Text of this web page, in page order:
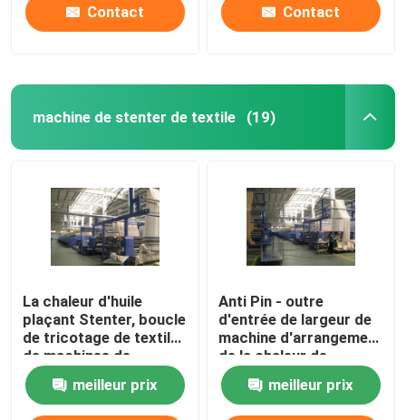
Contact Contact
machine de stenter de textile (19)
La chaleur d'huile
plaçant Stenter, boucle
de tricotage de textile
de machines de
finissage à humidité
contrôléemeilleur prix
Anti Pin - outre
d'entrée de largeur de
machine d'arrangement
de la chaleur de
tissu/de
refroidissement à l'air
ouverts tricotés
meilleur prix